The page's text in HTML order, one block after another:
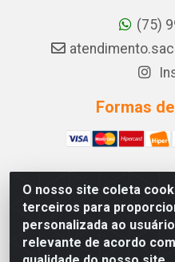
O nosso site coleta
terceiros para
personalizada ao
relevante de acordo
(75)
Formas
A PINA DOS SANTOS
233, 27 - ZONA RURAL,
000 - CNPJ